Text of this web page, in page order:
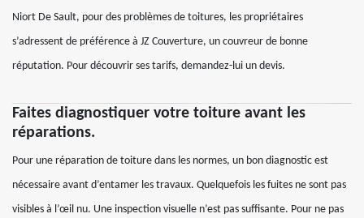
Niort De Sault, pour des problèmes de toitures, les propriétaires
s’adressent de préférence à JZ Couverture, un couvreur de bonne
réputation. Pour découvrir ses tarifs, demandez-lui un devis.
Faites diagnostiquer votre toiture avant les
réparations.
Pour une réparation de toiture dans les normes, un bon diagnostic est
nécessaire avant d’entamer les travaux. Quelquefois les fuites ne sont pas
visibles à l’œil nu. Une inspection visuelle n’est pas suffisante. Pour ne pas